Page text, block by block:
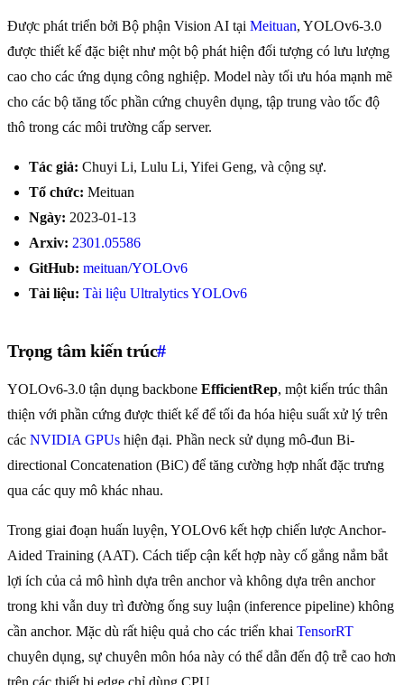
Được phát triển bởi Bộ phận Vision AI tại Meituan, YOLOv6-3.0
được thiết kế đặc biệt như một bộ phát hiện đối tượng có lưu lượng
cao cho các ứng dụng công nghiệp. Model này tối ưu hóa mạnh mẽ
cho các bộ tăng tốc phần cứng chuyên dụng, tập trung vào tốc độ
thô trong các môi trường cấp server.
Tác giả: Chuyi Li, Lulu Li, Yifei Geng, và cộng sự.
Tổ chức: Meituan
Ngày: 2023-01-13
Arxiv: 2301.05586
GitHub: meituan/YOLOv6
Tài liệu: Tài liệu Ultralytics YOLOv6
Trọng tâm kiến trúc#
YOLOv6-3.0 tận dụng backbone EfficientRep, một kiến trúc thân
thiện với phần cứng được thiết kế để tối đa hóa hiệu suất xử lý trên
các NVIDIA GPUs hiện đại. Phần neck sử dụng mô-đun Bi-
directional Concatenation (BiC) để tăng cường hợp nhất đặc trưng
qua các quy mô khác nhau.
Trong giai đoạn huấn luyện, YOLOv6 kết hợp chiến lược Anchor-
Aided Training (AAT). Cách tiếp cận kết hợp này cố gắng nắm bắt
lợi ích của cả mô hình dựa trên anchor và không dựa trên anchor
trong khi vẫn duy trì đường ống suy luận (inference pipeline) không
cần anchor. Mặc dù rất hiệu quả cho các triển khai TensorRT
chuyên dụng, sự chuyên môn hóa này có thể dẫn đến độ trễ cao hơn
trên các thiết bị edge chỉ dùng CPU.